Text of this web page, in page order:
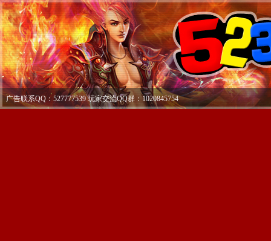
广告联系QQ：527777539 玩家交流QQ群：1020845754